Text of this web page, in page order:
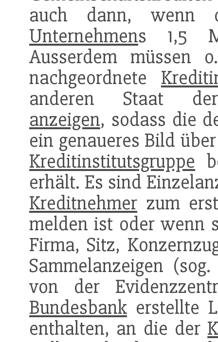
auch dann, wenn
Unternehmens 1,5
Ausserdem müssen
nachgeordnete
anderen Staat
anzeigen, sodass die
ein genaueres Bild
Kreditinstitutsgruppe
erhält. Es sind
Kreditnehmer zum
melden ist oder wenn
Firma, Sitz,
Sammelanzeigen
von der
Bundesbank erstellte
enthalten, an die der